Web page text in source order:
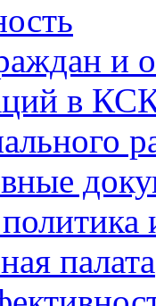
и
в
палата